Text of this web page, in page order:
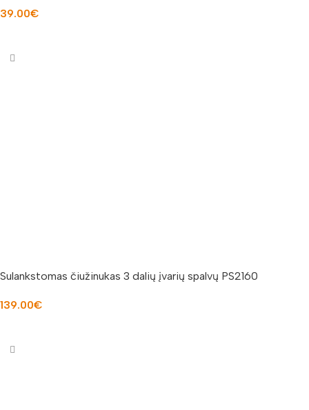
39.00€
Sulankstomas čiužinukas 3 dalių įvarių spalvų PS2160
139.00€